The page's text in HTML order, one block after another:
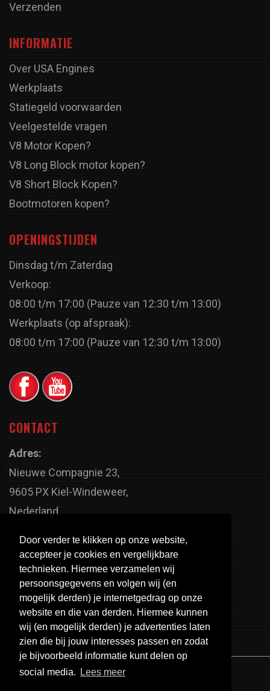
Door verder te klikken op onze website,
accepteer je cookies en vergelijkbare
technieken. Hiermee verzamelen wij
persoonsgegevens en volgen wij (en
mogelijk derden) je internetgedrag op onze
website en die van derden. Hiermee kunnen
wij (en mogelijk derden) je advertenties laten
zien die bij jouw interesses passen en zodat
je bijvoorbeeld informatie kunt delen op
social media.
Lees meer
Verzenden
INFORMATIE
Over USA Engines
Werkplaats
Statiegeld voorwaarden
Veelgestelde vragen
V8 Motor Kopen?
V8 Long Block motor kopen?
V8 Short Block Kopen?
Bootmotoren kopen?
OPENINGSTIJDEN
Dinsdag t/m Zaterdag
Verkoop:
08:00 t/m 17:00 (Pauze van 12:30 t/m 13:00)
Werkplaats (op afspraak):
08:00 t/m 17:00 (Pauze van 12:30 t/m 13:00)
CONTACT
Adres:
Nieuwe Compagnie 23,
9605 PX Kiel-Windeweer,
Nederland
+31 598 - 320 402
Telefoonnummer:
+31 598 - 350 330
Email:
info@usa-engines.com